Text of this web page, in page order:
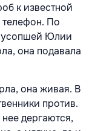
к известной
По
усопшей Юлии
она подавала
она живая. В
против.
дергаются,